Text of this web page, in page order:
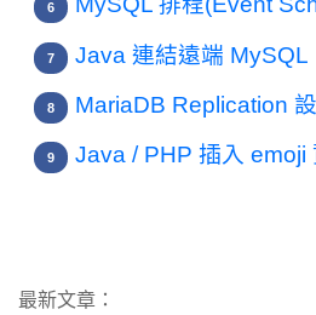
Java 連結遠端 MySQL
MariaDB Replication
Java / PHP 插入 emoji
最新文章：